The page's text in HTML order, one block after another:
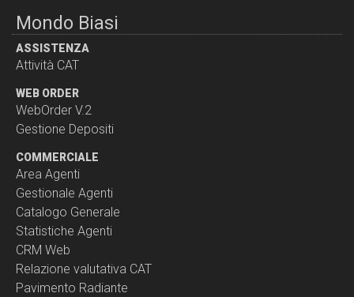
Mondo Biasi
ASSISTENZA
Attività CAT
WEB ORDER
WebOrder V.2
Gestione Depositi
COMMERCIALE
Area Agenti
Gestionale Agenti
Catalogo Generale
Statistiche Agenti
CRM Web
Relazione valutativa CAT
Pavimento Radiante